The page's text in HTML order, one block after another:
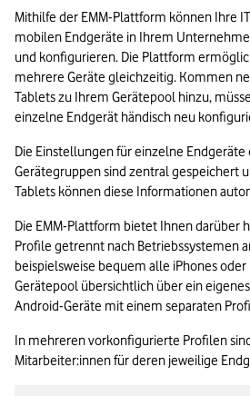
Mithilfe der EMM-Plattform können Ihre
mobilen Endgeräte in Ihrem
und konfigurieren. Die Plattform
mehrere Geräte gleichzeitig. Kommen
Tablets zu Ihrem Gerätepool hinzu,
einzelne Endgerät händisch neu
Die Einstellungen für einzelne Endgeräte
Gerätegruppen sind zentral gespeichert
Tablets können diese Informationen
Die EMM-Plattform bietet Ihnen darüber
Profile getrennt nach Betriebssystemen
beispielsweise bequem alle iPhones oder
Gerätepool übersichtlich über ein
Android-Geräte mit einem separaten
In mehreren vorkonfigurierte Profilen
Mitarbeiter:innen für deren jeweilige